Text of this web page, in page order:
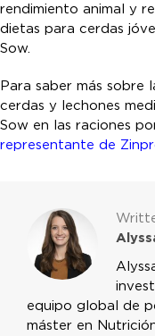
rendimiento animal y
dietas para cerdas
Sow.
Para saber más sobre
cerdas y lechones
Sow en las raciones
representante de
equipo global de
máster en